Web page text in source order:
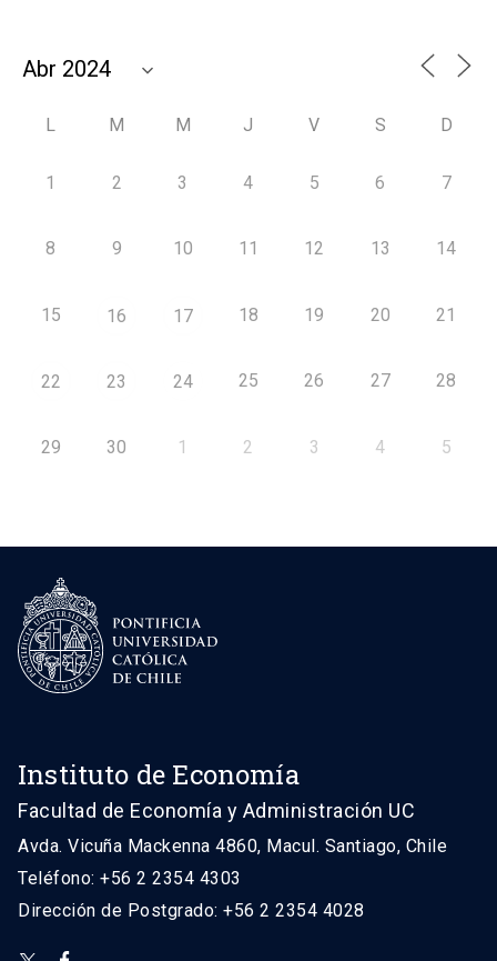
L M M J V S D
1 2 3 4 5 6 7
8 9 10 11 12 13 14
15 16 17 18 19 20 21
22 23 24 25 26 27 28
29 30 1 2 3 4 5
Instituto de Economía
Facultad de Economía y Administración UC
Avda. Vicuña Mackenna 4860, Macul. Santiago, Chile
Teléfono: +56 2 2354 4303
Dirección de Postgrado: +56 2 2354 4028